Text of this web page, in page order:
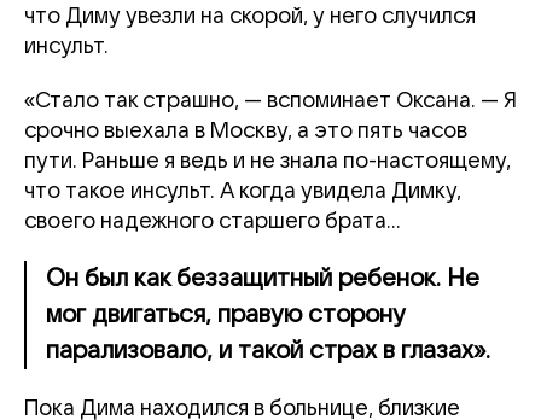
что Диму увезли на скорой, у него случился
инсульт.
«Стало так страшно, — вспоминает Оксана. — Я
срочно выехала в Москву, а это пять часов
пути. Раньше я ведь и не знала по-настоящему,
что такое инсульт. А когда увидела Димку,
своего надежного старшего брата…
Он был как беззащитный ребенок. Не
мог двигаться, правую сторону
парализовало, и такой страх в глазах».
Пока Дима находился в больнице, близкие